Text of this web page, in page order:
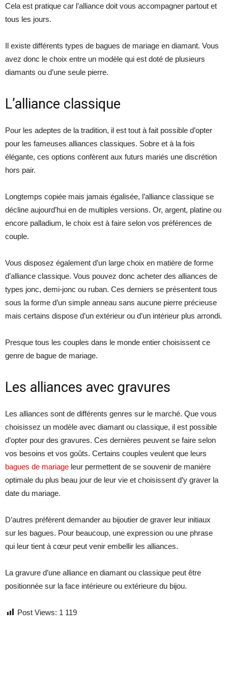
Cela est pratique car l’alliance doit vous accompagner partout et
tous les jours.
Il existe différents types de bagues de mariage en diamant. Vous
avez donc le choix entre un modèle qui est doté de plusieurs
diamants ou d’une seule pierre.
L’alliance classique
Pour les adeptes de la tradition, il est tout à fait possible d’opter
pour les fameuses alliances classiques. Sobre et à la fois
élégante, ces options confèrent aux futurs mariés une discrétion
hors pair.
Longtemps copiée mais jamais égalisée, l’alliance classique se
décline aujourd’hui en de multiples versions. Or, argent, platine ou
encore palladium, le choix est à faire selon vos préférences de
couple.
Vous disposez également d’un large choix en matière de forme
d’alliance classique. Vous pouvez donc acheter des alliances de
types jonc, demi-jonc ou ruban. Ces derniers se présentent tous
sous la forme d’un simple anneau sans aucune pierre précieuse
mais certains dispose d’un extérieur ou d’un intérieur plus arrondi.
Presque tous les couples dans le monde entier choisissent ce
genre de bague de mariage.
Les alliances avec gravures
Les alliances sont de différents genres sur le marché. Que vous
choisissez un modèle avec diamant ou classique, il est possible
d’opter pour des gravures. Ces dernières peuvent se faire selon
vos besoins et vos goûts. Certains couples veulent que leurs
bagues de mariage leur permettent de se souvenir de manière
optimale du plus beau jour de leur vie et choisissent d’y graver la
date du mariage.
D’autres préfèrent demander au bijoutier de graver leur initiaux
sur les bagues. Pour beaucoup, une expression ou une phrase
qui leur tient à cœur peut venir embellir les alliances.
La gravure d’une alliance en diamant ou classique peut être
positionnée sur la face intérieure ou extérieure du bijou.
Post Views: 1 119